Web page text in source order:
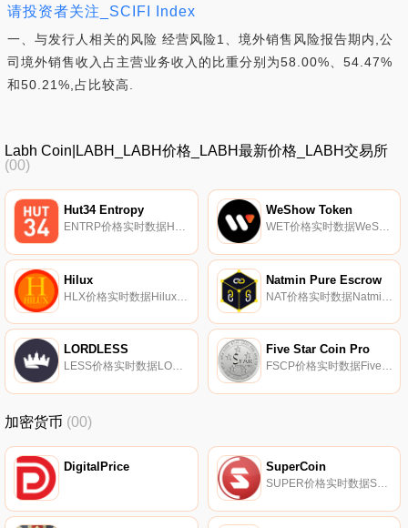
请投资者关注_SCIFI Index
一、与发行人相关的风险 经营风险1、境外销售风险报告期内,公
司境外销售收入占主营业务收入的比重分别为58.00%、54.47%
和50.21%,占比较高.
Labh Coin|LABH_LABH价格_LABH最新价格_LABH交易所
(00)
Hut34 Entropy
ENTRP价格实时数据Hut34正在为新的数据经济构建工具。该项目旨在使客户能够轻松地保护、共享、协作并将其数据货币化,并发现增长和创新的机会.
WeShow Token
WET价格实时数据WeShow Token（WET）是一种加密货币,在以太坊平台上运行。WeShow Token目前的供应量为125000000,流通量为1098250000。最近已知的WeShow Token价格为0.00000836美元,在过去24小时内上涨了0.02美元.
Hilux
HLX价格实时数据Hilux将自己描述为一种注重易用性的加密货币。据报道,Hilux支持通过其适用于Windows、Mac、Raspberry Pi、Discord、Web和Android的各种钱包进行价值转移。Hilux的开发人员由几个匿名的开发人员组成,他们的目标是保持去中心化的精神.
Natmin Pure Escrow
LORDLESS
LESS价格实时数据LORDLESS将自己描述为一款幻想游戏,用户可以统治自己的酒馆,招募赏金猎人,派遣他们执行任务,并获得奖励.
Five Star Coin Pro
FSCP价格实时数据Five Star Coin Pro（FSCP）旨在提供用户友好、高效和安全的加密银行、支付和基于区块链的电子商务解决方案。通过机器学习算法、硬币证明股份发行和FSCP持有者证明股份,FSCP旨在成为广泛接受的交换媒介和价值存储.
加密货币 (00)
DigitalPrice SuperCoin